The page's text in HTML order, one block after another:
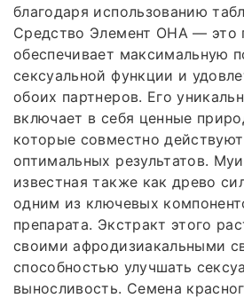
благодаря использованию
Средство Элемент ОНА — это
обеспечивает максимальную
сексуальной функции и
обоих партнеров. Его
включает в себя ценные
которые совместно
оптимальных результатов.
известная также как древо
одним из ключевых
препарата. Экстракт этого
своими афродизиакальными
способностью улучшать
выносливость. Семена